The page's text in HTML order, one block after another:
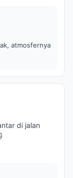
atmosfernya
di jalan